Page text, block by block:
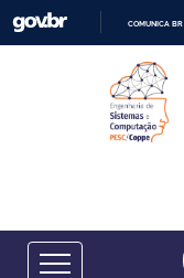
COMUNICA BR